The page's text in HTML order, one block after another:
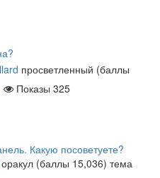
просветленный (баллы
Показы 325
Какую посоветуете?
оракул (баллы 15,036) тема